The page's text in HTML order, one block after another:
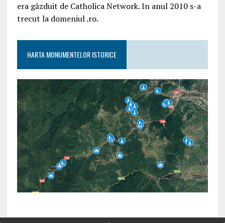
era găzduit de Catholica Network. In anul 2010 s-a
trecut la domeniul .ro.
HARTA MONUMENTELOR ISTORICE